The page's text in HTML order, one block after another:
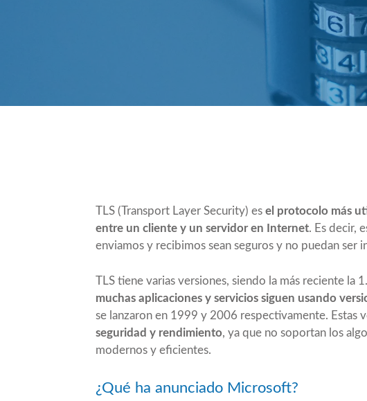
TLS (Transport Layer Security) es el protocolo más
entre un cliente y un servidor en Internet. Es decir,
enviamos y recibimos sean seguros y no puedan
TLS tiene varias versiones, siendo la más reciente la
muchas aplicaciones y servicios siguen usando
se lanzaron en 1999 y 2006 respectivamente. Estas
seguridad y rendimiento, ya que no soportan los
modernos y eficientes.
¿Qué ha anunciado Microsoft?